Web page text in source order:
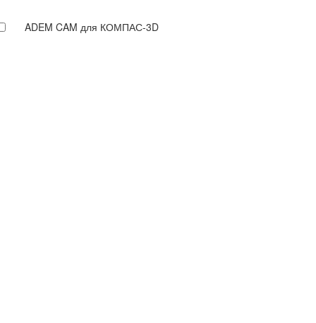
ADEM CAM для КОМПАС-3D